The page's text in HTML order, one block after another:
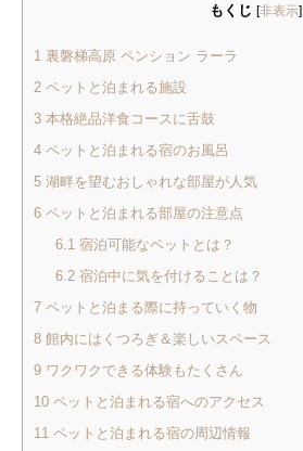
もくじ [非表示]
1 裏磐梯高原 ペンション ラーラ
2 ペットと泊まれる施設
3 本格絶品洋食コースに舌鼓
4 ペットと泊まれる宿のお風呂
5 湖畔を望むおしゃれな部屋が人気
6 ペットと泊まれる部屋の注意点
6.1 宿泊可能なペットとは？
6.2宿泊中に気を付けることは？
7 ペットと泊まる際に持っていく物
8 館内にはくつろぎ＆楽しいスペース
9 ワクワクできる体験もたくさん
10 ペットと泊まれる宿へのアクセス
11 ペットと泊まれる宿の周辺情報